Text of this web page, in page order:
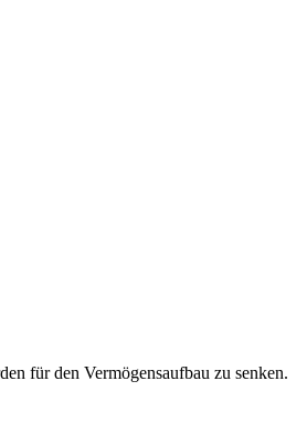
für den Vermögensaufbau zu senken.